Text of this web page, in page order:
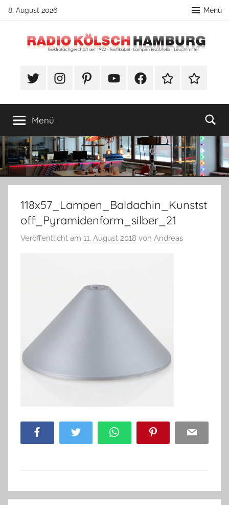
Zum
springen
8. August 2026 Menü
Radio
Hamburg
Lampenbau
#TwitterInstagramPinterestYouTubeFacebookTikTok Webshop
Menü
118x57_Lampen_Baldachin_Kunstst
off_Pyramidenform_silber_21
Veröffentlicht am 11. August 2018 von Andreas
Facebook Twitter WhatsApp Pinterest Email